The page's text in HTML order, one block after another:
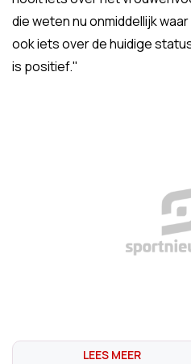
die weten nu onmiddellijk
ook iets over de huidige
is positief."